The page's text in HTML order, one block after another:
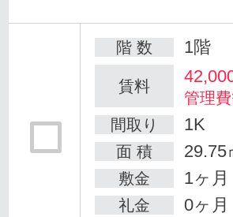
階 数 1階
賃料
管理
間取り
1K
面 積 29.75
敷金 1ヶ月
礼金 0ヶ月